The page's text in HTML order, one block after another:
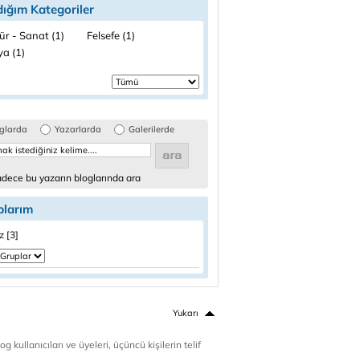
Kategoriler
- Sanat (1)
Felsefe (1)
(1)
Yazarlarda Galerilerde
bu yazarın bloglarında ara
[3]
Yukarı
kullanıcıları ve üyeleri, üçüncü kişilerin telif